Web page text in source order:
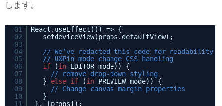
します。
01
React.useEffect(() => {
02
setdeviceView(props.defaultView);
03
04
// We’ve redacted this code for readability
05
// UXPin mode change CSS handling
06
if (in EDITOR mode)) {
07
// remove drop-down styling
08
} else if (in PREVIEW mode)) {
09
// Change canvas margin properties
10
}
11
}, [props]);